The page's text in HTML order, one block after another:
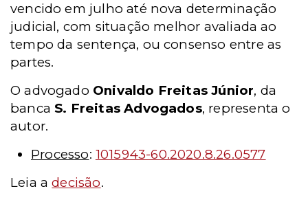
vencido em julho até nova determinação
judicial, com situação melhor avaliada ao
tempo da sentença, ou consenso entre as
partes.
O advogado Onivaldo Freitas Júnior, da
bancaS. Freitas Advogados, representa o
autor.
Processo: 1015943-60.2020.8.26.0577
Leia adecisão.